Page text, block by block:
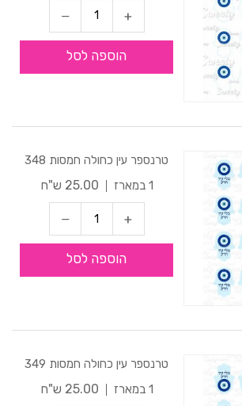
הוספה לסל
טרנספר עין כחולה חמסות 348
1 במארז
25.00 ש"ח
הוספה לסל
טרנספר עין כחולה חמסות 349
1 במארז
25.00 ש"ח